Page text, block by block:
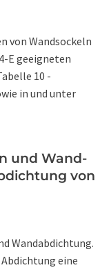
von Wandsockeln
E geeigneten
10 -
in und unter
und Wand-
von
Wandabdichtung.
Abdichtung eine